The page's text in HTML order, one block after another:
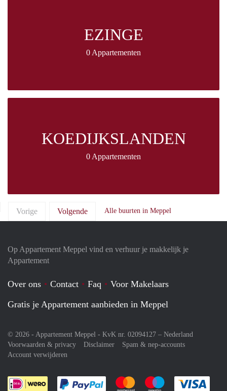
EZINGE
0 Appartementen
KOEDIJKSLANDEN
0 Appartementen
Vorige Volgende Alle buurten in Meppel
Op Appartement Meppel vind en verhuur je makkelijk je
Appartement
Over ons Contact Faq
Voor Makelaars
Gratis je Appartement aanbieden in Meppel
© 2026 - Appartement Meppel - KvK nr. 02094127 – Nederland
Voorwaarden & privacy
Disclaimer
Spam & nep-accounts
Account verwijderen
Je rekent gemakkelijk af met Paypal
Je rekent gemakkelijk af met
Je rekent